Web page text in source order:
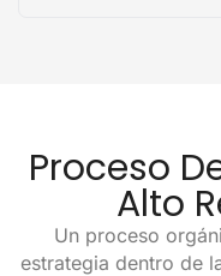
Proceso
Alto
Un proceso
estrategia dentro de